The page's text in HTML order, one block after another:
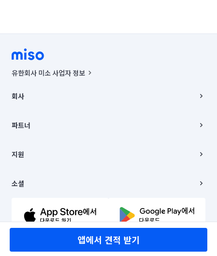
앱에서 견적 받기
유한회사 미소 사업자 정보
00019 |
주소 | 본사: 서울특별시 종로구 율곡로 6(중학동, 트윈트리빌딩) B동 5층
컨택센터 : 서울특별시 종로구 수송동 율곡로 24, 7층, 8층 미소
상품, 상품정보, 거래에 관한 의무와 책임은 거래당사자에게 있습니다.
언론 보도 관련 문의:
© 유한회사 미소. Miso, Inc. All Rights Reserved.
회사
채용
파트너
이사
지원
이용약관
문의하기
소셜
유튜브